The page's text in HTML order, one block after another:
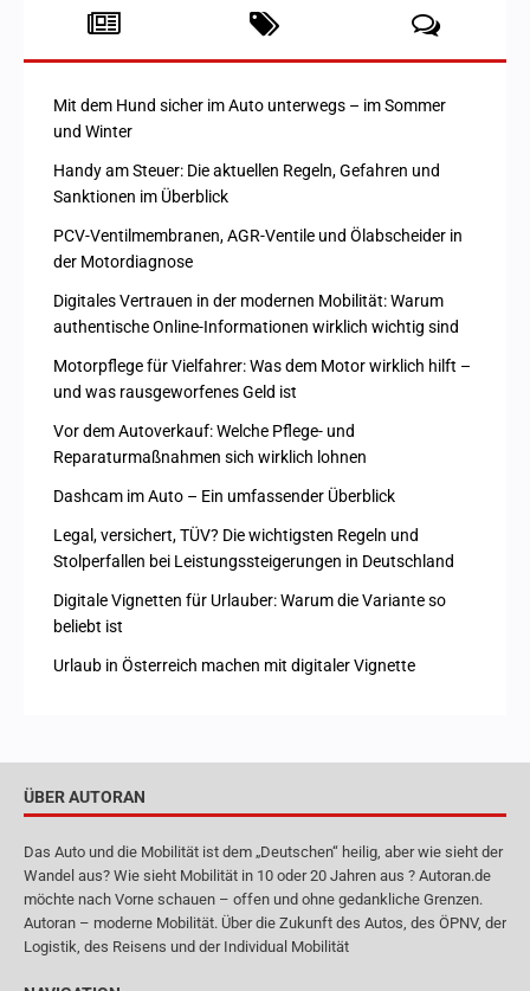
Mit dem Hund sicher im Auto unterwegs – im Sommer
und Winter
Handy am Steuer: Die aktuellen Regeln, Gefahren und
Sanktionen im Überblick
PCV-Ventilmembranen, AGR-Ventile und Ölabscheider in
der Motordiagnose
Digitales Vertrauen in der modernen Mobilität: Warum
authentische Online-Informationen wirklich wichtig sind
Motorpflege für Vielfahrer: Was dem Motor wirklich hilft –
und was rausgeworfenes Geld ist
Vor dem Autoverkauf: Welche Pflege- und
Reparaturmaßnahmen sich wirklich lohnen
Dashcam im Auto – Ein umfassender Überblick
Legal, versichert, TÜV? Die wichtigsten Regeln und
Stolperfallen bei Leistungssteigerungen in Deutschland
Digitale Vignetten für Urlauber: Warum die Variante so
beliebt ist
Urlaub in Österreich machen mit digitaler Vignette
ÜBER AUTORAN
Das Auto und die Mobilität ist dem „Deutschen“ heilig, aber wie sieht der
Wandel aus? Wie sieht Mobilität in 10 oder 20 Jahren aus ? Autoran.de
möchte nach Vorne schauen – offen und ohne gedankliche Grenzen.
Autoran – moderne Mobilität. Über die Zukunft des Autos, des ÖPNV, der
Logistik, des Reisens und der Individual Mobilität